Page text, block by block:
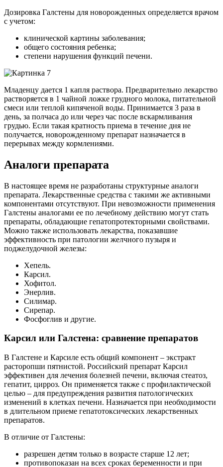
Дозировка Галстены для новорожденных определяется врачом
с учетом:
клинической картины заболевания;
общего состояния ребенка;
степени нарушения функций печени.
Младенцу дается 1 капля раствора. Предварительно лекарство
растворяется в 1 чайной ложке грудного молока, питательной
смеси или теплой кипяченой воды. Принимается 3 раза в
день, за полчаса до или через час после вскармливания
грудью. Если такая кратность приема в течение дня не
получается, новорожденному препарат назначается в
перерывах между кормлениями.
Аналоги препарата
В настоящее время не разработаны структурные аналоги
препарата. Лекарственные средства с такими же активными
компонентами отсутствуют. При невозможности применения
Галстены аналогами ее по лечебному действию могут стать
препараты, обладающие гепатопротекторными свойствами.
Можно также использовать лекарства, показавшие
эффективность при патологии желчного пузыря и
поджелудочной железы:
Хепель.
Карсил.
Хофитол.
Энерлив.
Силимар.
Сирепар.
Фосфоглив и другие.
Карсил или Галстена: сравнение препаратов
В Галстене и Карсиле есть общий компонент – экстракт
расторопши пятнистой. Российский препарат Карсил
эффективен для лечения болезней печени, включая стеатоз,
гепатит, цирроз. Он применяется также с профилактической
целью – для предупреждения развития патологических
изменений в клетках печени. Назначается при необходимости
в длительном приеме гепатотоксических лекарственных
препаратов.
В отличие от Галстены:
разрешен детям только в возрасте старше 12 лет;
противопоказан на всех сроках беременности и при